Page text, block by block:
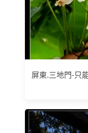
屏東.三地門-只